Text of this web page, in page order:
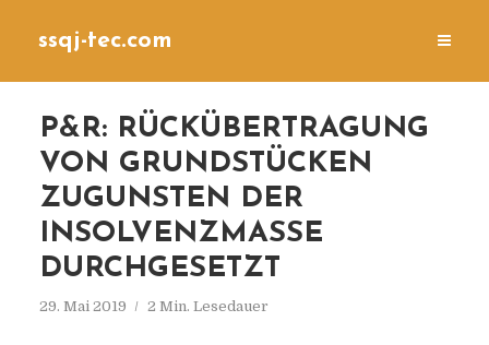
ssqj-tec.com
P&R: RÜCKÜBERTRAGUNG
VON GRUNDSTÜCKEN
ZUGUNSTEN DER
INSOLVENZMASSE
DURCHGESETZT
29. Mai 2019 2 Min. Lesedauer